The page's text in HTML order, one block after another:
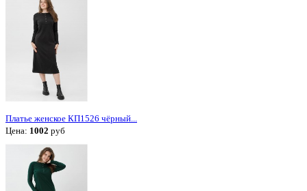
Платье женское КП1526 чёрный...
Цена: 1002 руб